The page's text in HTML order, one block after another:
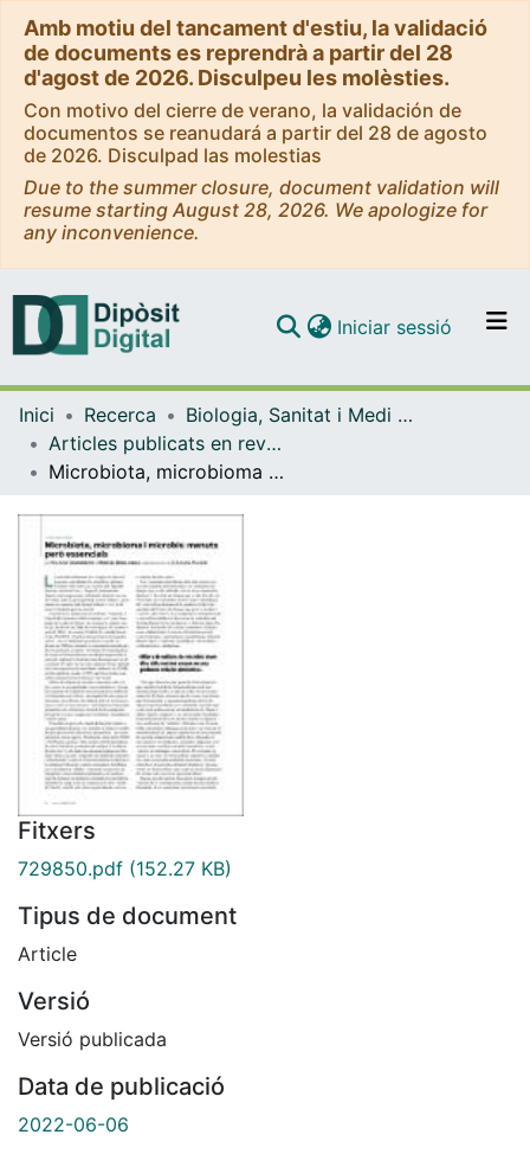
Amb motiu del tancament d'estiu, la validació
de documents es reprendrà a partir del 28
d'agost de 2026. Disculpeu les molèsties.
Con motivo del cierre de verano, la validación de
documentos se reanudará a partir del 28 de agosto
de 2026. Disculpad las molestias
Due to the summer closure, document validation will
resume starting August 28, 2026. We apologize for
any inconvenience.
Navega per tot el DD
Iniciar sessió (current)
Inici Recerca
Biologia, Sanitat i Medi Ambient
Articles publicats en revistes (Biologia, Sanitat i Medi Ambient)
Microbiota, microbioma i microbis: menuts però essencials
Fitxers
729850.pdf (152.27 KB)
Tipus de document
Article
Versió
Versió publicada
Data de publicació
2022-06-06